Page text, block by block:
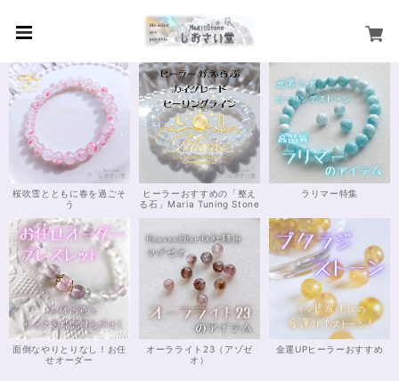
桜吹雪とともに春を過ごそ
う
ヒーラーおすすめの「整え
る石」Maria Tuning Stone
ラリマー特集
面倒なやりとりなし！お任
せオーダー
オーラライト23（アゾゼ
オ）
金運UPヒーラーおすすめ